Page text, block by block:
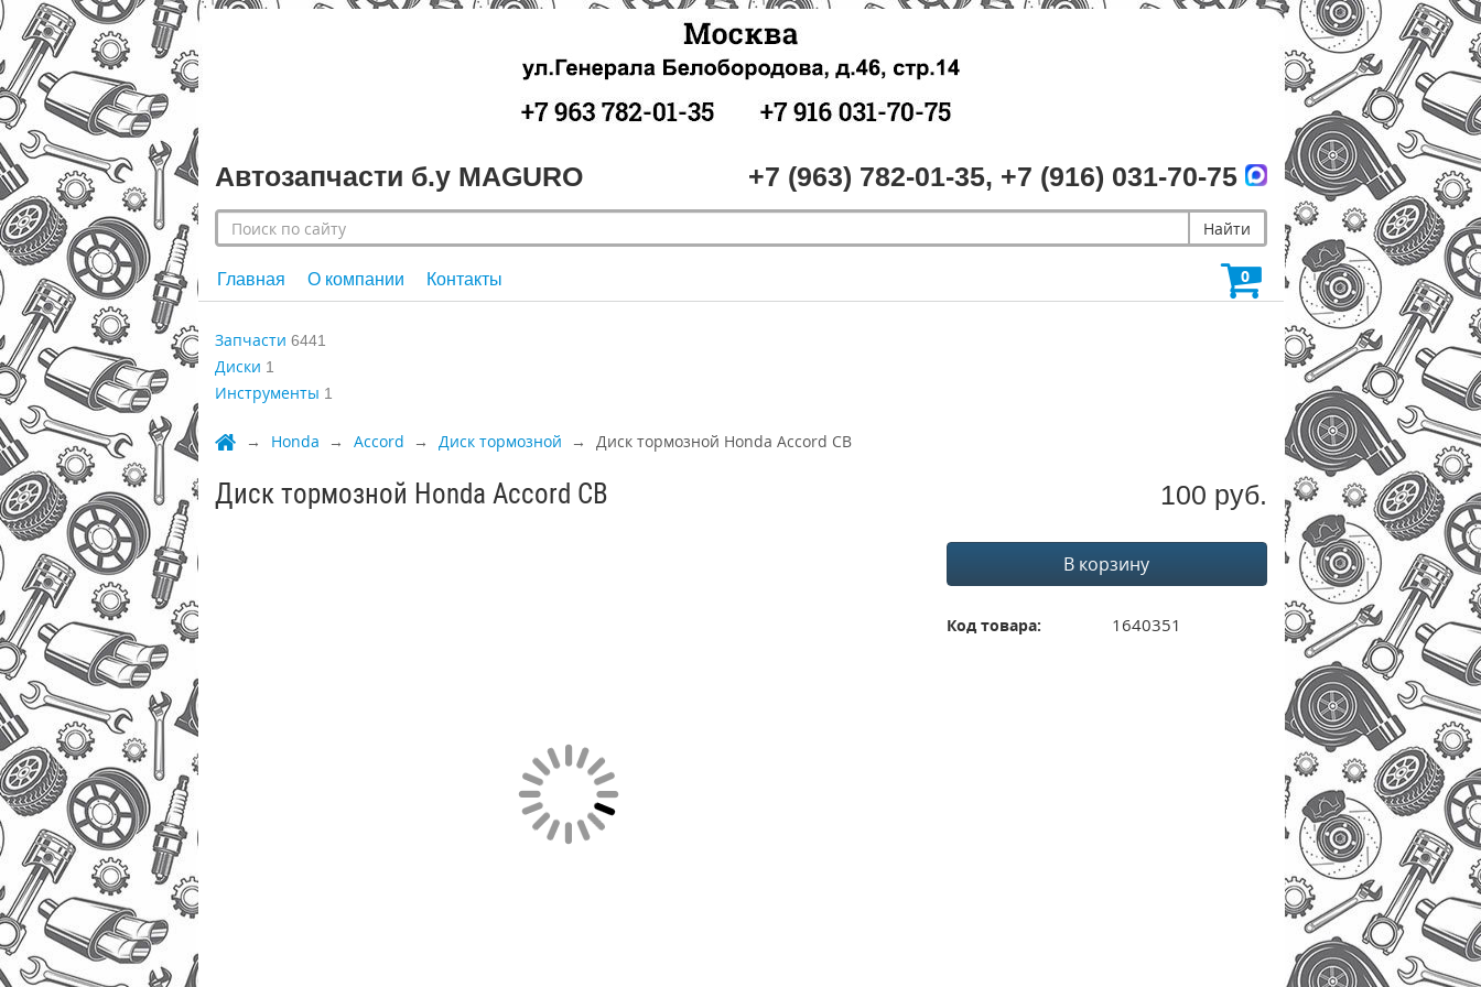
Автозапчасти б.у MAGURO +7 (963) 782-01-35, +7 (916) 031-70-75
Найти
Главная О компании Контакты 0
Запчасти 6441
Диски 1
Инструменты 1
Honda Accord Диск тормозной Диск тормозной Honda Accord CB
Диск тормозной Honda Accord CB 100 руб.
В корзину
Код товара: 1640351